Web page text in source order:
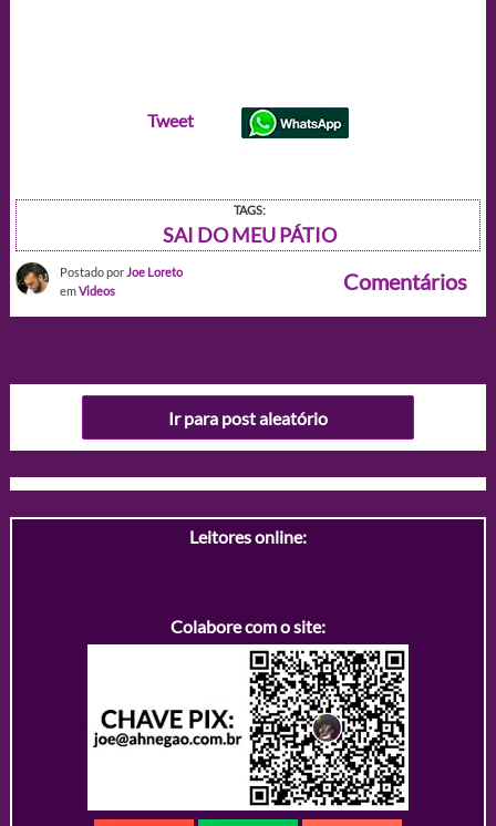
Tweet
TAGS:
SAI DO MEU PÁTIO
Postado por Joe Loreto
emVideos Comentários
Ir para post aleatório
Leitores online:
Colabore com o site: